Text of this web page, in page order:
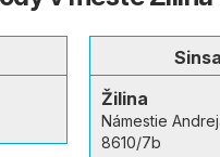
Žilina
Námestie
8610/7b